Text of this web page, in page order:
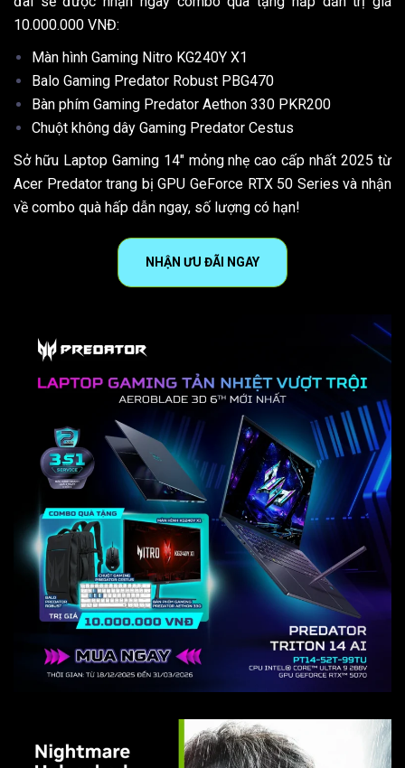
10.000.000 VNĐ:
Màn hình Gaming Nitro KG240Y X1
Balo Gaming Predator Robust PBG470
Bàn phím Gaming Predator Aethon 330 PKR200
Chuột không dây Gaming Predator Cestus
Sở hữu Laptop Gaming 14″ mỏng nhẹ cao cấp nhất 2025 từ
Acer Predator trang bị GPU GeForce RTX 50 Series và nhận
về combo quà hấp dẫn ngay, số lượng có hạn!
NHẬN ƯU ĐÃI NGAY